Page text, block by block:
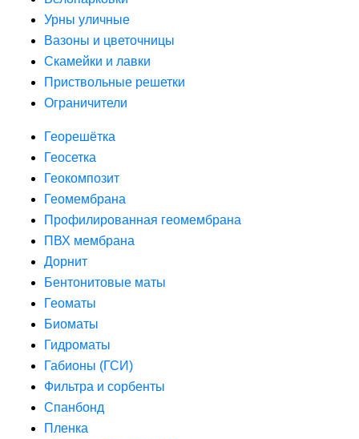
Урны уличные
Вазоны и цветочницы
Скамейки и лавки
Приствольные решетки
Ограничители
Георешётка
Геосетка
Геокомпозит
Геомембрана
Профилированная геомембрана
ПВХ мембрана
Дорнит
Бентонитовые маты
Геоматы
Биоматы
Гидроматы
Габионы (ГСИ)
Фильтра и сорбенты
Спанбонд
Пленка